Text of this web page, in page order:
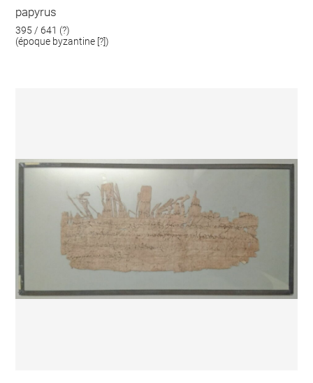
papyrus
395 / 641 (?)
(époque byzantine [?])